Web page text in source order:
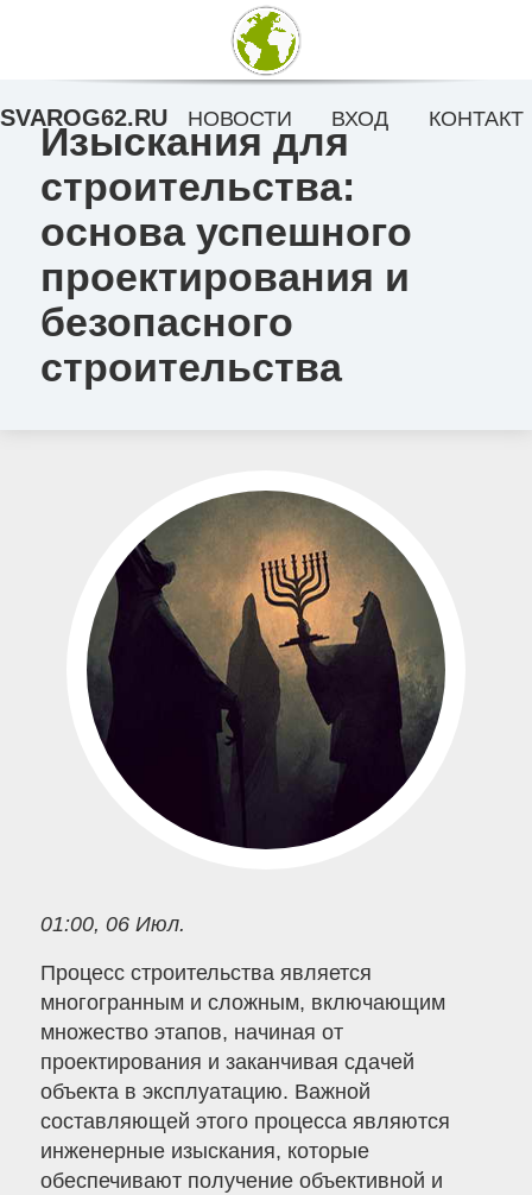
Изыскания для
строительства:
основа успешного
проектирования и
безопасного
строительства
01:00, 06 Июл.
Процесс строительства является
многогранным и сложным, включающим
множество этапов, начиная от
проектирования и заканчивая сдачей
объекта в эксплуатацию. Важной
составляющей этого процесса являются
инженерные изыскания, которые
обеспечивают получение объективной и
SVAROG62.RU НОВОСТИ ВХОД КОНТАКТ